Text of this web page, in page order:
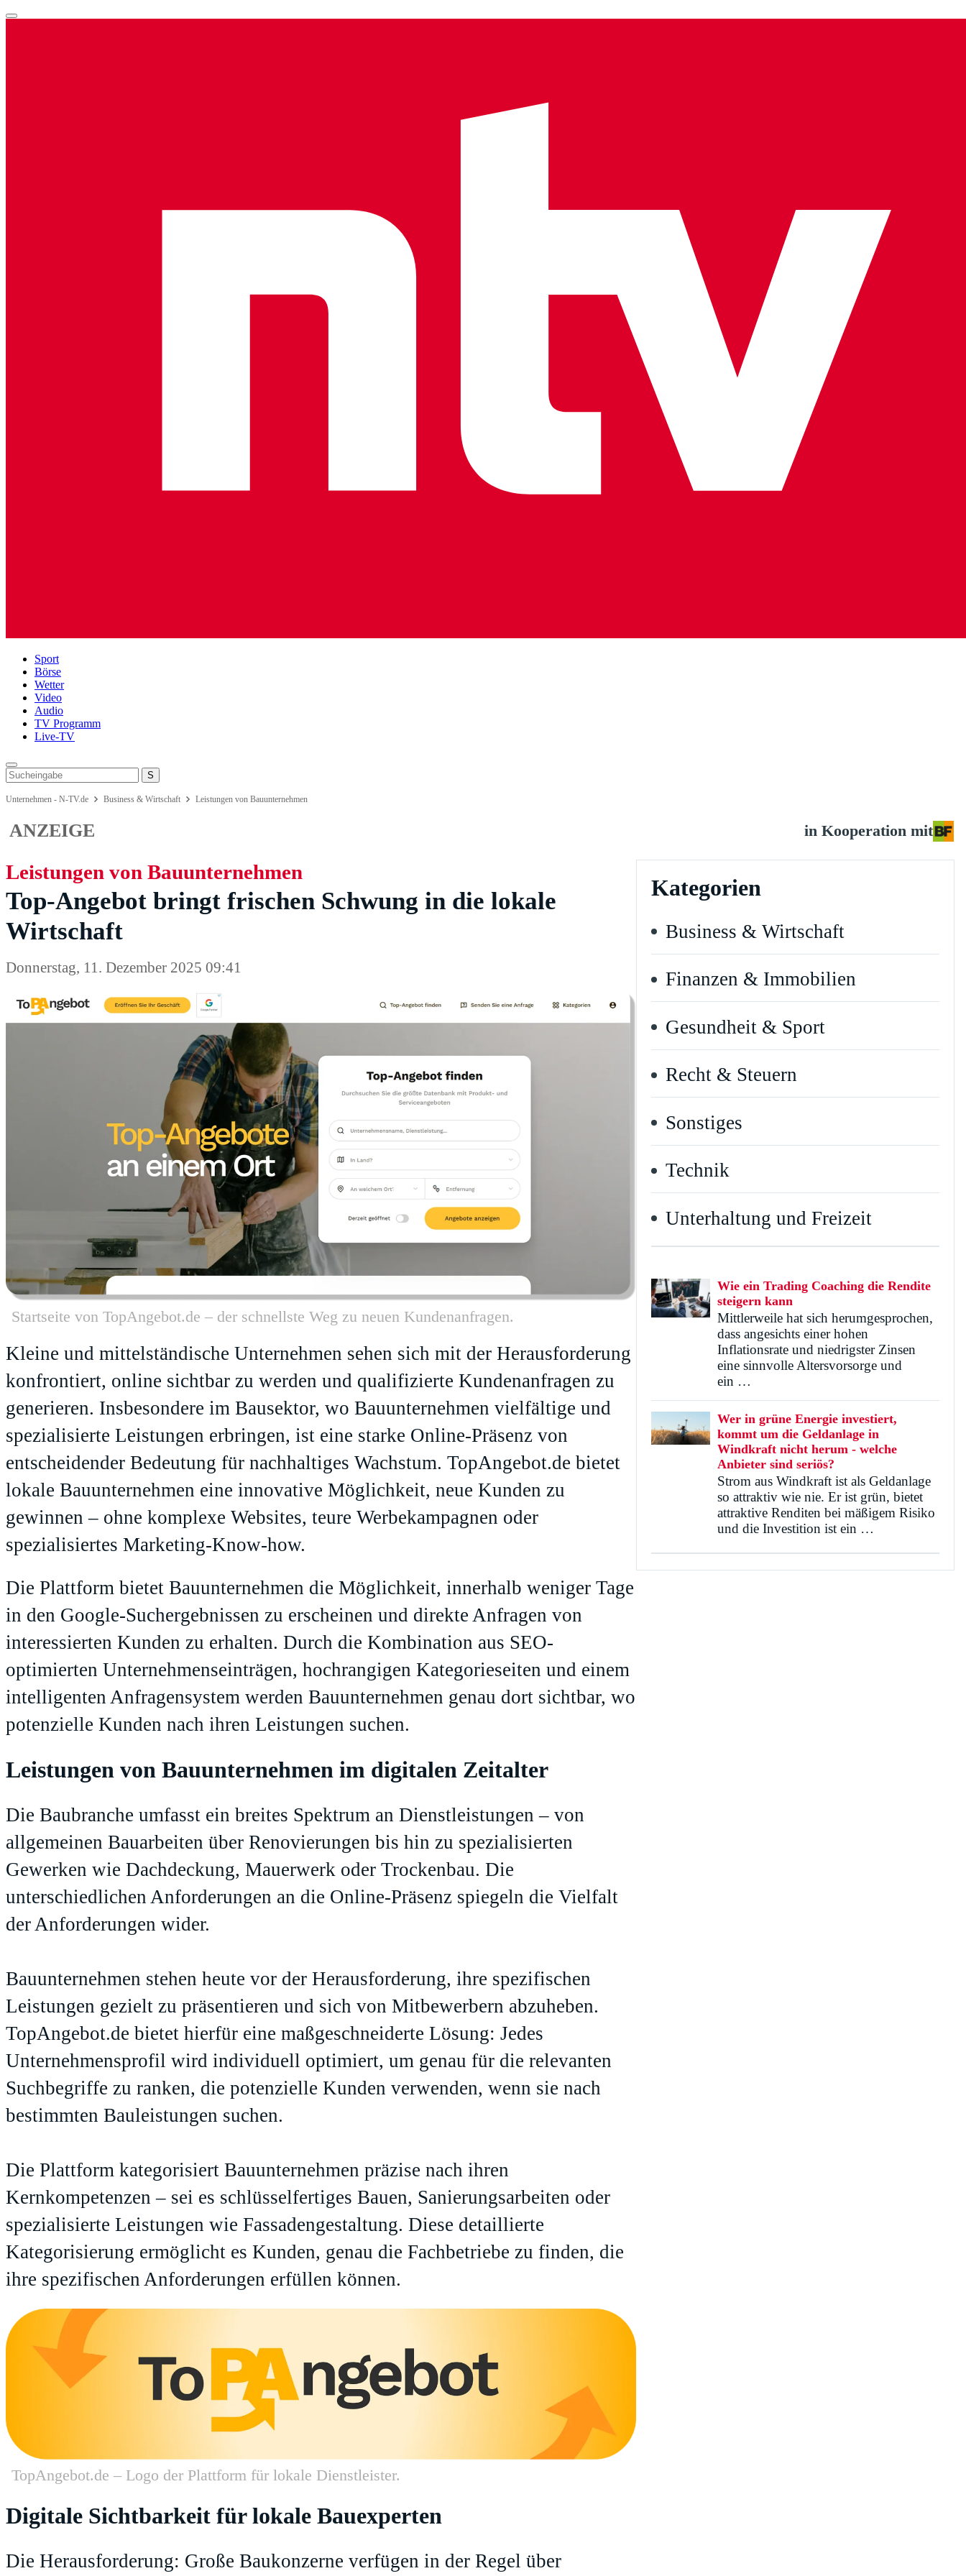
Sport
Börse
Wetter
Video
Audio
TV Programm
Live-TV
Unternehmen - N-TV.de Business & Wirtschaft Leistungen von Bauunternehmen
ANZEIGE in Kooperation mit
Leistungen von Bauunternehmen
Top-Angebot bringt frischen Schwung in die lokale
Wirtschaft
Startseite von TopAngebot.de – der schnellste Weg zu neuen Kundenanfragen.
Donnerstag, 11. Dezember 2025 09:41
Kleine und mittelständische Unternehmen sehen sich mit der Herausforderung
konfrontiert, online sichtbar zu werden und qualifizierte Kundenanfragen zu
generieren. Insbesondere im Bausektor, wo Bauunternehmen vielfältige und
spezialisierte Leistungen erbringen, ist eine starke Online-Präsenz von
entscheidender Bedeutung für nachhaltiges Wachstum. TopAngebot.de bietet
lokale Bauunternehmen eine innovative Möglichkeit, neue Kunden zu
gewinnen – ohne komplexe Websites, teure Werbekampagnen oder
spezialisiertes Marketing-Know-how.
Die Plattform bietet Bauunternehmen die Möglichkeit, innerhalb weniger Tage
in den Google-Suchergebnissen zu erscheinen und direkte Anfragen von
interessierten Kunden zu erhalten. Durch die Kombination aus SEO-
optimierten Unternehmenseinträgen, hochrangigen Kategorieseiten und einem
intelligenten Anfragensystem werden Bauunternehmen genau dort sichtbar, wo
potenzielle Kunden nach ihren Leistungen suchen.
Leistungen von Bauunternehmen im digitalen Zeitalter
Die Baubranche umfasst ein breites Spektrum an Dienstleistungen – von
allgemeinen Bauarbeiten über Renovierungen bis hin zu spezialisierten
Gewerken wie Dachdeckung, Mauerwerk oder Trockenbau. Die
unterschiedlichen Anforderungen an die Online-Präsenz spiegeln die Vielfalt
der Anforderungen wider.
Bauunternehmen stehen heute vor der Herausforderung, ihre spezifischen
Leistungen gezielt zu präsentieren und sich von Mitbewerbern abzuheben.
TopAngebot.de bietet hierfür eine maßgeschneiderte Lösung: Jedes
Unternehmensprofil wird individuell optimiert, um genau für die relevanten
Suchbegriffe zu ranken, die potenzielle Kunden verwenden, wenn sie nach
bestimmten Bauleistungen suchen.
Die Plattform kategorisiert Bauunternehmen präzise nach ihren
Kernkompetenzen – sei es schlüsselfertiges Bauen, Sanierungsarbeiten oder
spezialisierte Leistungen wie Fassadengestaltung. Diese detaillierte
Kategorisierung ermöglicht es Kunden, genau die Fachbetriebe zu finden, die
ihre spezifischen Anforderungen erfüllen können.
TopAngebot.de – Logo der Plattform für lokale Dienstleister.
Digitale Sichtbarkeit für lokale Bauexperten
Die Herausforderung: Große Baukonzerne verfügen in der Regel über
Kategorien
Business & Wirtschaft
Finanzen & Immobilien
Gesundheit & Sport
Recht & Steuern
Sonstiges
Technik
Unterhaltung und Freizeit
Wie ein Trading Coaching die Rendite
steigern kann
Mittlerweile hat sich herumgesprochen,
dass angesichts einer hohen
Inflationsrate und niedrigster Zinsen
eine sinnvolle Altersvorsorge und
ein …
Wer in grüne Energie investiert,
kommt um die Geldanlage in
Windkraft nicht herum - welche
Anbieter sind seriös?
Strom aus Windkraft ist als Geldanlage
so attraktiv wie nie. Er ist grün, bietet
attraktive Renditen bei mäßigem Risiko
und die Investition ist ein …